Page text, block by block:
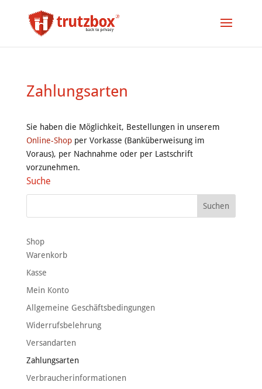
Zahlungsarten
Sie haben die Möglichkeit, Bestellungen in unserem
Online-Shopper Vorkasse (Banküberweisung im
Voraus), per Nachnahme oder per Lastschrift
vorzunehmen.
Suche
Shop
Warenkorb
Kasse
Mein Konto
Allgemeine Geschäftsbedingungen
Widerrufsbelehrung
Versandarten
Zahlungsarten
Verbraucherinformationen